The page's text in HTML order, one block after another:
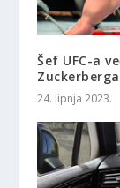
Šef UFC-a
Zuckerberga
24. lipnja 2023.